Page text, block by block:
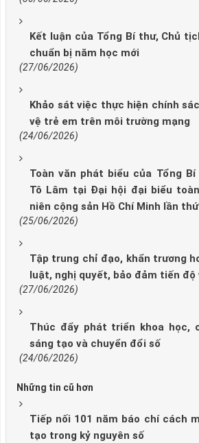
Kết luận của Tổng Bí thư, Chủ
chuẩn bị năm học mới
(27/06/2026)
Khảo sát việc thực hiện chính
vệ trẻ em trên môi trường mạng
(24/06/2026)
Toàn văn phát biểu của Tổng
Tô Lâm tại Đại hội đại biểu
niên cộng sản Hồ Chí Minh lần thứ
(25/06/2026)
Tập trung chỉ đạo, khẩn trương
luật, nghị quyết, bảo đảm tiến
(27/06/2026)
Thúc đẩy phát triển khoa học,
sáng tạo và chuyển đổi số
(24/06/2026)
Những tin cũ hơn
Tiếp nối 101 năm báo chí cách
tạo trong kỷ nguyên số